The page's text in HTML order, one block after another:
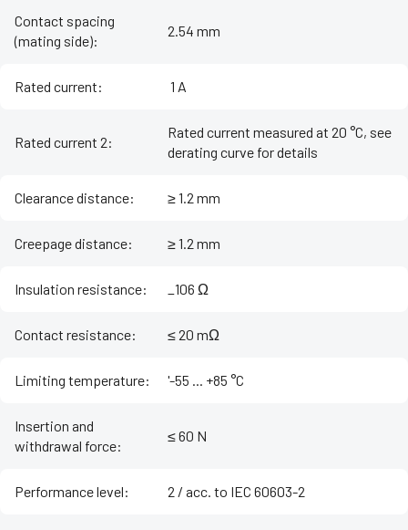
Contact spacing
(mating side):
2.54 mm
Rated current: ‌ 1 A
Rated current 2:
Rated current measured at 20 °C, see
derating curve for details
Clearance distance: ≥ 1.2 mm
Creepage distance: ≥ 1.2 mm
Insulation resistance: _106 Ω
Contact resistance: ≤ 20 mΩ
Limiting temperature: '-55 ... +85 °C
Insertion and
withdrawal force:
≤ 60 N
Performance level: 2 / acc. to IEC 60603-2